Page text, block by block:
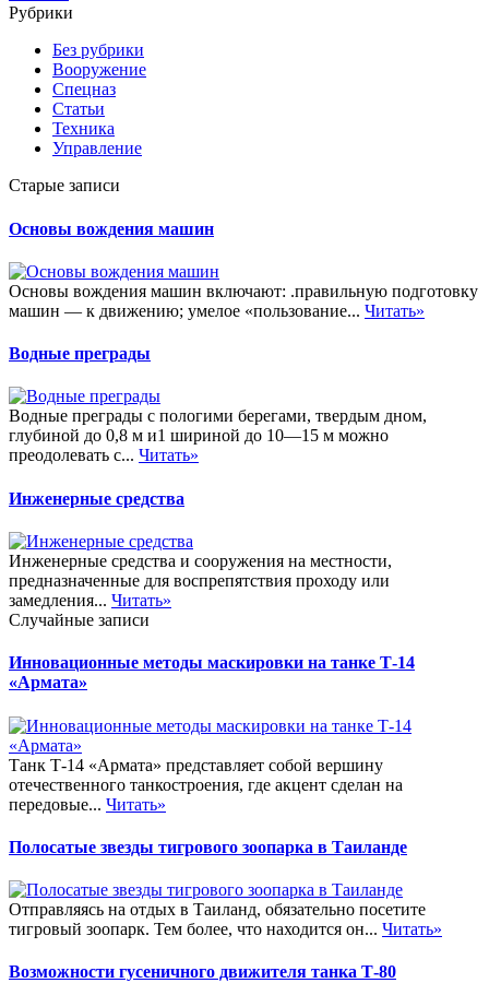
Рубрики
Без рубрики
Вооружение
Спецназ
Статьи
Техника
Управление
Старые записи
Основы вождения машин
Основы вождения машин включают: .правильную подготовку
машин — к движению; умелое «пользование... Читать»
Водные преграды
Водные преграды с пологими берегами, твердым дном,
глубиной до 0,8 м и1 шириной до 10—15 м можно
преодолевать с... Читать»
Инженерные средства
Инженерные средства и сооружения на местности,
предназначенные для воспрепятствия проходу или
замедления... Читать»
Случайные записи
Инновационные методы маскировки на танке Т-14
«Армата»
Танк Т-14 «Армата» представляет собой вершину
отечественного танкостроения, где акцент сделан на
передовые... Читать»
Полосатые звезды тигрового зоопарка в Таиланде
Отправляясь на отдых в Таиланд, обязательно посетите
тигровый зоопарк. Тем более, что находится он... Читать»
Возможности гусеничного движителя танка Т-80